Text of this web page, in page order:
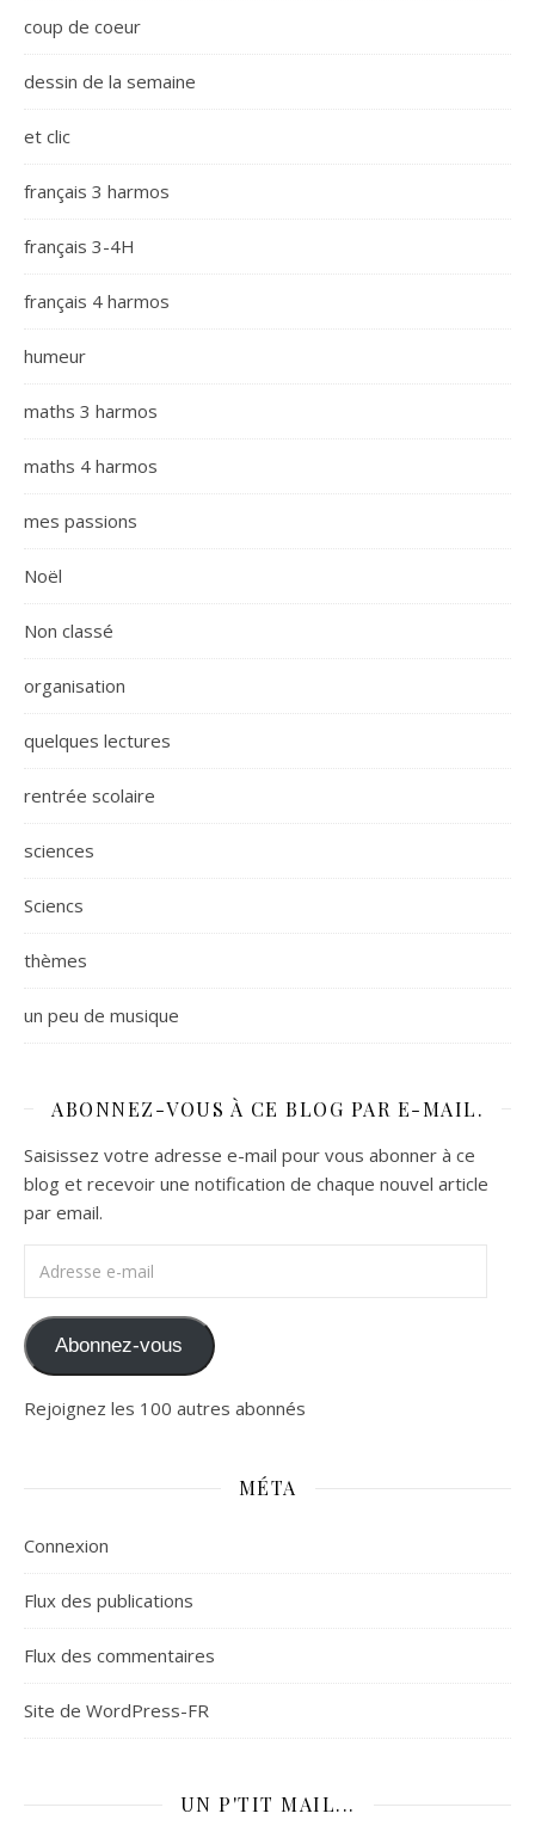
coup de coeur
dessin de la semaine
et clic
français 3 harmos
français 3-4H
français 4 harmos
humeur
maths 3 harmos
maths 4 harmos
mes passions
Noël
Non classé
organisation
quelques lectures
rentrée scolaire
sciences
Sciencs
thèmes
un peu de musique
ABONNEZ-VOUS À CE BLOG PAR E-MAIL.
Saisissez votre adresse e-mail pour vous abonner à ce
blog et recevoir une notification de chaque nouvel article
par email.
Abonnez-vous
Rejoignez les 100 autres abonnés
MÉTA
Connexion
Flux des publications
Flux des commentaires
Site de WordPress-FR
UN P'TIT MAIL...